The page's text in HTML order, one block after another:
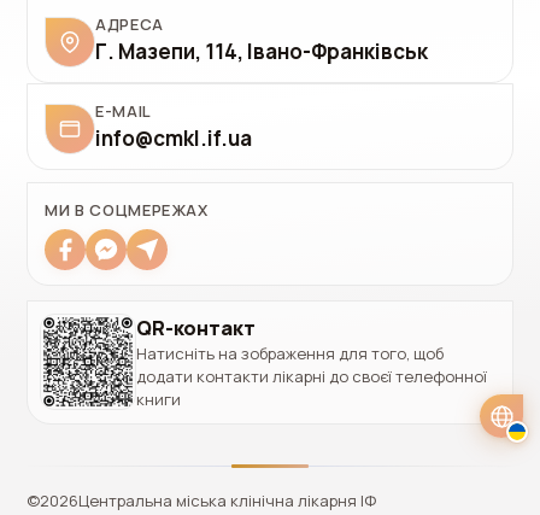
English
АДРЕСА
Г. Мазепи, 114, Івано-Франківськ
E-MAIL
info@cmkl.if.ua
МИ В СОЦМЕРЕЖАХ
QR-контакт
Натисніть на зображення для того, щоб
додати контакти лікарні до своєї телефонної
книги
©2026Центральна міська клінічна лікарня ІФ